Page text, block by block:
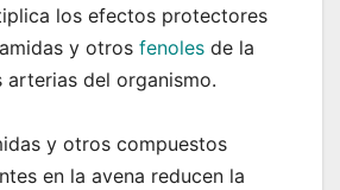
los efectos protectores
y otros fenoles de la
arterias del organismo.
y otros compuestos
en la avena reducen la